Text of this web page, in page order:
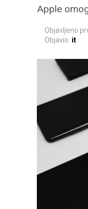
Apple
Objavljeno
Objavio: it